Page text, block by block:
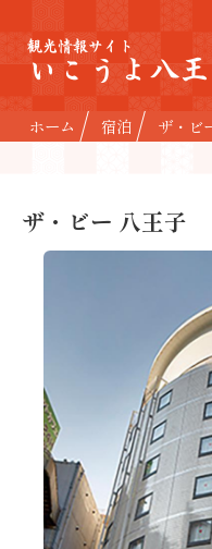
観光情報サイト
いこうよ八
ホーム 宿泊 ザ・ビ
ザ・ビー 八王子